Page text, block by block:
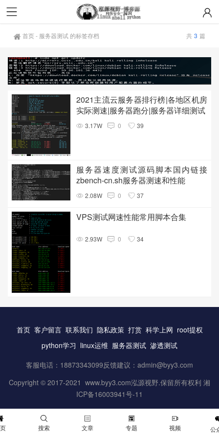
首页- 服务器测试 的标签存档 共 3 篇
2021主流云服务器排行榜|各地区机房
实际测速|服务器跑分|服务器详细测试
3.17W 0 39
服务器速度测试源码脚本国内链接
zbench-cn.sh服务器测速和性能
2.08W 0 37
VPS测试网速性能常用脚本合集
2.93W 0 34
首页 客户留言 联系我们 隐私政策 打赏 科学上网 root提权
python学习 linux运维 服务器测试 渗透测试
客服电话：18873343099反馈建议： admin@byy3.com
Copyright © 2017-2021 www.byy3.com泓源视野.保留所有权利 湘
ICP备16003941号-11
搜索 文章 专题 视频 公